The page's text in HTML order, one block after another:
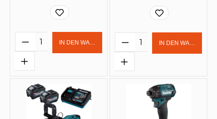
Produkt Anzahl: Gib den
IN DEN WARENKORB Produkt Anzahl:
IN DEN